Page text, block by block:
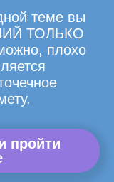
теме вы
ТОЛЬКО
плохо
пройти